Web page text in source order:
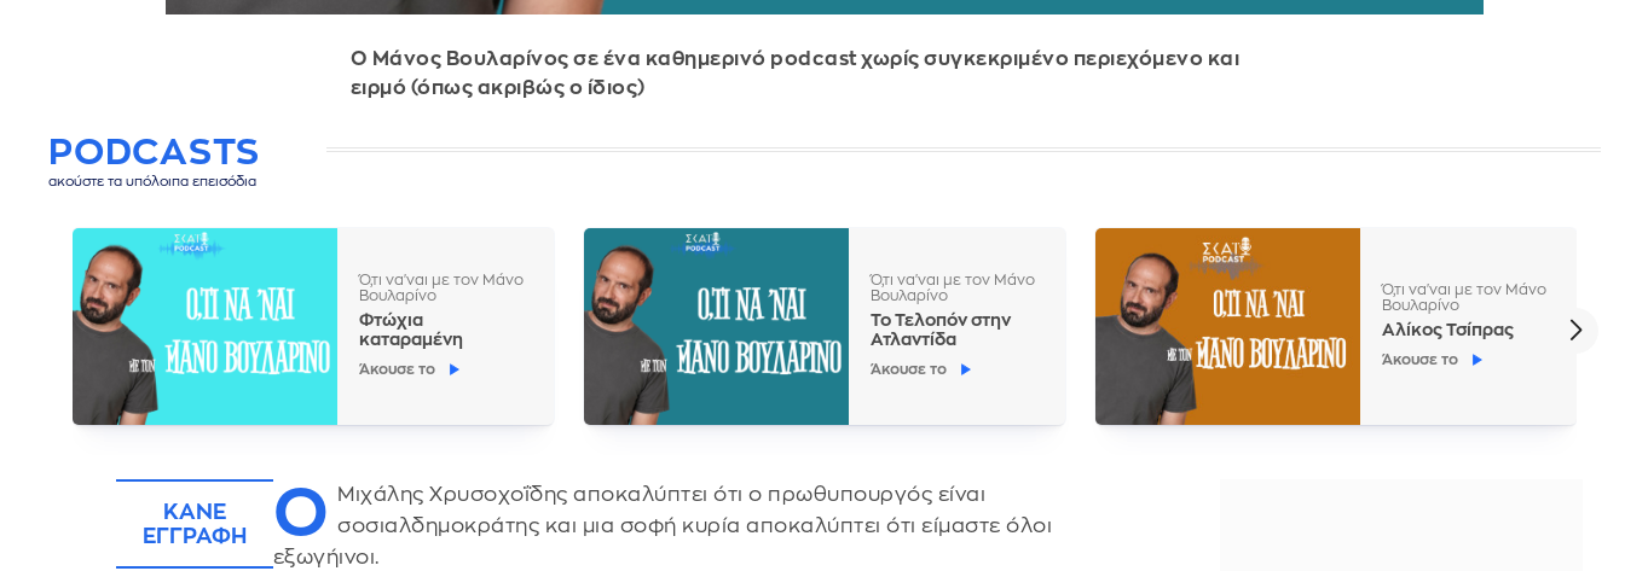
Ο Μάνος Βουλαρίνος σε ένα καθημερινό podcast χωρίς συγκεκριμένο περιεχόμενο και
ειρμό (όπως ακριβώς ο ίδιος)
PODCASTS
ακούστε τα υπόλοιπα επεισόδια
Ό,τι να'ναι με τον Μάνο
Βουλαρίνο
Φτώχια
καταραμένη
Άκουσε το
Ό,τι να'ναι με τον Μάνο
Βουλαρίνο
Το Τελοπόν στην
Ατλαντίδα
Άκουσε το
Ό,τι να'ναι με τον Μάνο
Βουλαρίνο
Αλίκος Τσίπρας
Άκουσε το
ΚΑΝΕ
ΕΓΓΡΑΦΗ
Ο
Μιχάλης Χρυσοχοΐδης αποκαλύπτει ότι ο πρωθυπουργός είναι
σοσιαλδημοκράτης και μια σοφή κυρία αποκαλύπτει ότι είμαστε όλοι
εξωγήινοι.